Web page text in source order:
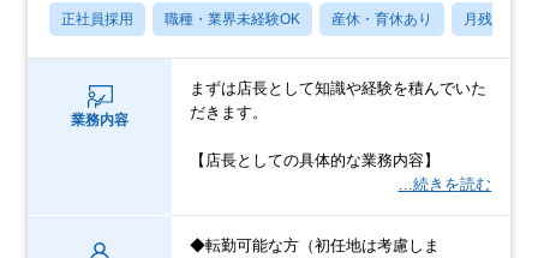
正社員採用 職種・業界未経験OK 産休・育休あり 月残業20
業務内容
まずは店長として知識や経験を積んでいた
だきます。
【店長としての具体的な業務内容】
…続きを読む
◆転勤可能な方（初任地は考慮しま